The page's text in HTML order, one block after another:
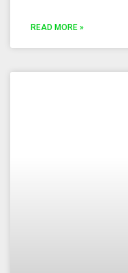
READ MORE »